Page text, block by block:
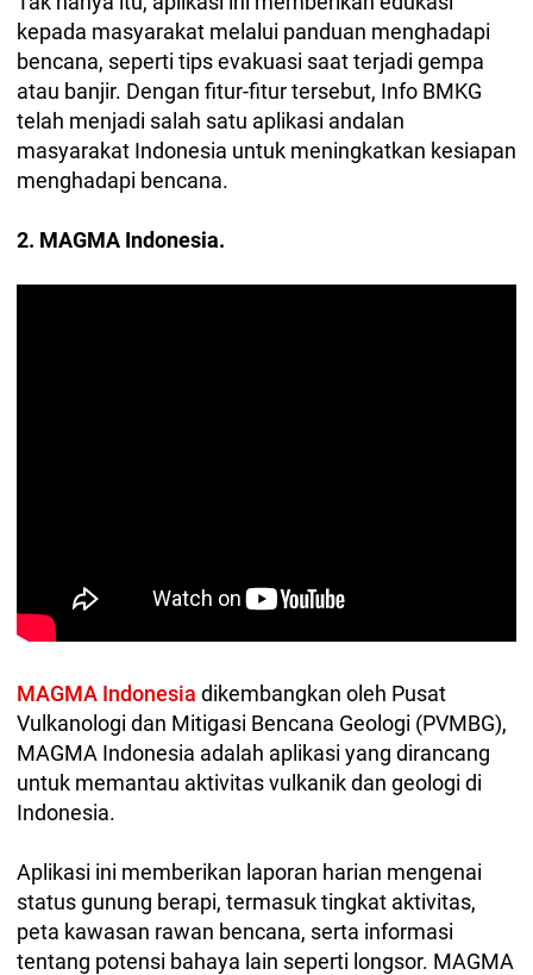
kepada masyarakat melalui panduan menghadapi
bencana, seperti tips evakuasi saat terjadi gempa
atau banjir. Dengan fitur-fitur tersebut, Info BMKG
telah menjadi salah satu aplikasi andalan
masyarakat Indonesia untuk meningkatkan kesiapan
menghadapi bencana.
2. MAGMA Indonesia.
MAGMA Indonesia dikembangkan oleh Pusat
Vulkanologi dan Mitigasi Bencana Geologi (PVMBG),
MAGMA Indonesia adalah aplikasi yang dirancang
untuk memantau aktivitas vulkanik dan geologi di
Indonesia.
Aplikasi ini memberikan laporan harian mengenai
status gunung berapi, termasuk tingkat aktivitas,
peta kawasan rawan bencana, serta informasi
tentang potensi bahaya lain seperti longsor. MAGMA